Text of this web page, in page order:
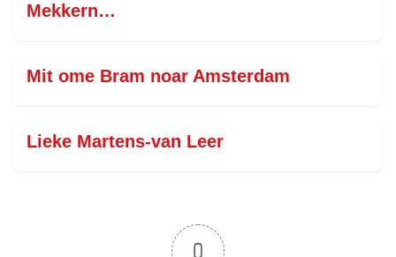
Mekkern…
Mit ome Bram noar Amsterdam
Lieke Martens-van Leer
0